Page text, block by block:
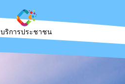
บริการประชาชน